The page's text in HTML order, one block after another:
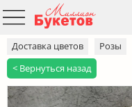
Доставка цветов Розы
< Вернуться назад